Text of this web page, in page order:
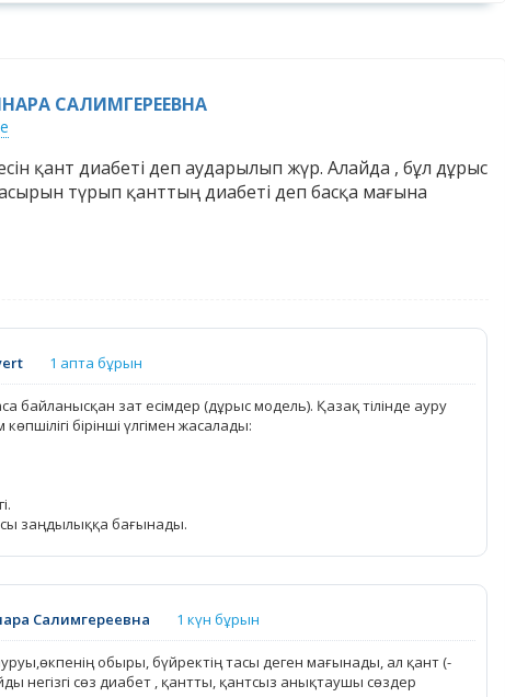
САЛИМГЕРЕЕВНА
қант диабеті деп аударылып жүр. Алайда , бұл дұрыс
түрып қанттың диабеті деп басқа мағына
1 апта бұрын
байланысқан зат есімдер (дұрыс модель). Қазақ тілінде ауру
бірінші үлгімен жасалады:
заңдылыққа бағынады.
Салимгереевна 1 күн бұрын
обыры, бүйректің тасы деген мағынады, ал қант (-
негізгі сөз диабет , қантты, қантсыз анықтаушы сөздер